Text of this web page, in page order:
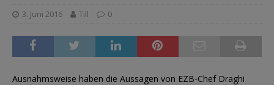
3. Juni 2016 Till 0
Ausnahmsweise haben die Aussagen von EZB-Chef Draghi